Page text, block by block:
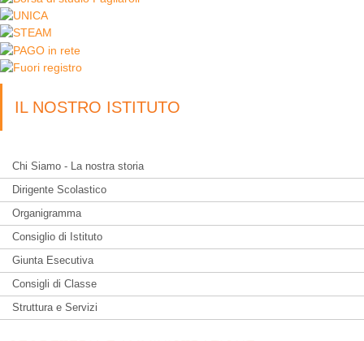
IL NOSTRO ISTITUTO
Chi Siamo - La nostra storia
Dirigente Scolastico
Organigramma
Consiglio di Istituto
Giunta Esecutiva
Consigli di Classe
Struttura e Servizi